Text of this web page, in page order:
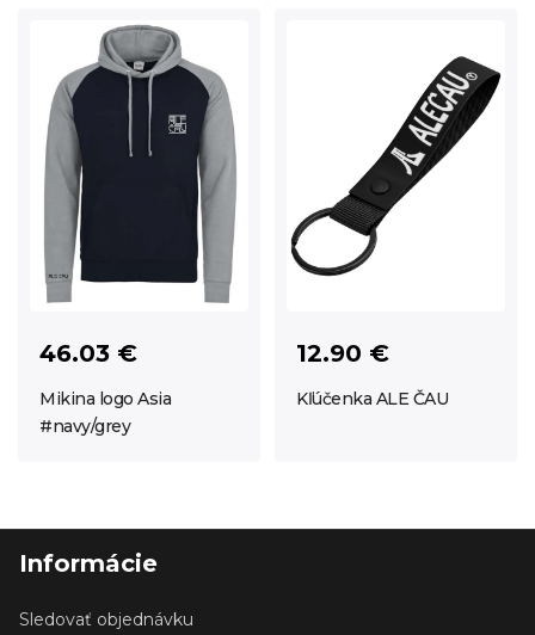
46.03 €
Mikina logo Asia
#navy/grey
12.90 €
Kľúčenka ALE ČAU
Informácie
Sledovať objednávku